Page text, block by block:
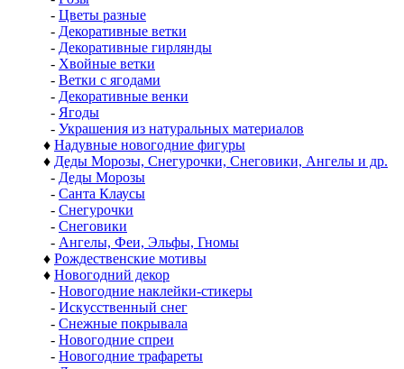
- Цветы разные
- Декоративные ветки
- Декоративные гирлянды
- Хвойные ветки
- Ветки с ягодами
- Декоративные венки
- Ягоды
- Украшения из натуральных материалов
♦ Надувные новогодние фигуры
♦ Деды Морозы, Снегурочки, Снеговики, Ангелы и др.
- Деды Морозы
- Санта Клаусы
- Снегурочки
- Снеговики
- Ангелы, Феи, Эльфы, Гномы
♦ Рождественские мотивы
♦ Новогодний декор
- Новогодние наклейки-стикеры
- Искусственный снег
- Снежные покрывала
- Новогодние спреи
- Новогодние трафареты